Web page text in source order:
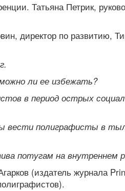
Татьяна Петрик,
директор по развитию,
ли ее избежать?
в период острых
вести полиграфисты в
потугам на внутреннем
(издатель журнала